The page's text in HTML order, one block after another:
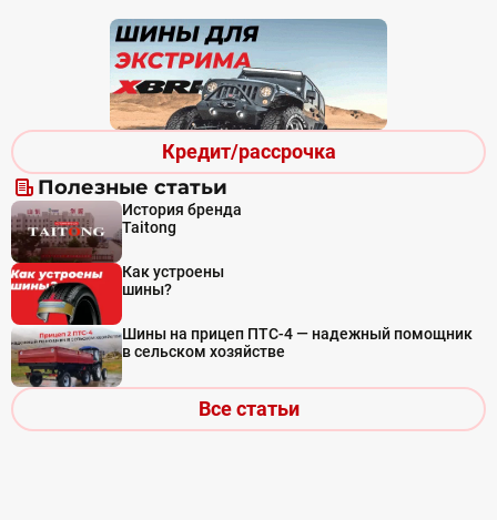
Кредит/рассрочка
Полезные статьи
История бренда
Taitong
Как устроены
шины?
Шины на прицеп ПТС-4 — надежный помощник
в сельском хозяйстве
Все статьи